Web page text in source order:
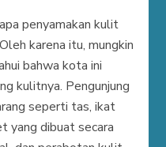
penyamakan kulit
karena itu, mungkin
bahwa kota ini
kulitnya. Pengunjung
seperti tas, ikat
yang dibuat secara